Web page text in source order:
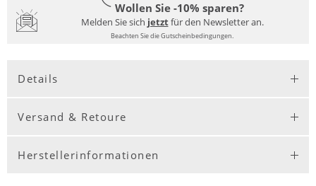
Wollen Sie -10% sparen?
Melden Sie sich jetztfür den Newsletter an.
Beachten Sie die Gutscheinbedingungen.
Details
Versand & Retoure
Herstellerinformationen